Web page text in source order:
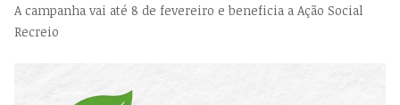
A campanha vai até 8 de fevereiro e beneficia a Ação Social
Recreio